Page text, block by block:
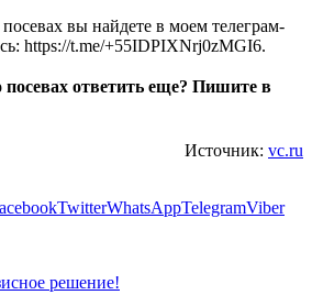
вы найдете в моем телеграм-
https://t.me/+55IDPIXNrj0zMGI6.
посевах ответить еще? Пишите в
Источник: vc.ru
TwitterWhatsAppTelegramViber
решение!